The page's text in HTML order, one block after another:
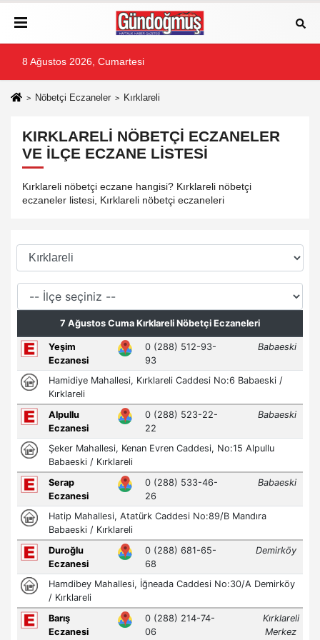
8 Ağustos 2026, Cumartesi
Nöbetçi Eczaneler Kırklareli
KIRKLARELI NÖBETÇI ECZANELER
VE İLÇE ECZANE LISTESI
Kırklareli nöbetçi eczane hangisi? Kırklareli nöbetçi
eczaneler listesi, Kırklareli nöbetçi eczaneleri